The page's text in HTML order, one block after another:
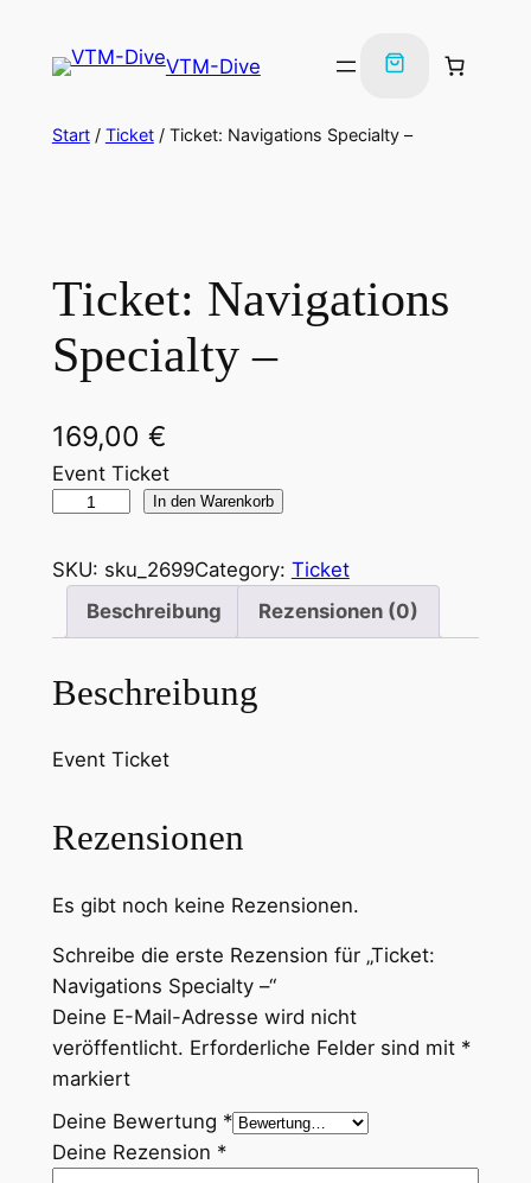
Inhalt
VTM-Dive
Start/ Ticket/ Ticket: Navigations Specialty –
Ticket: Navigations
Specialty –
169,00 €
Event Ticket
c
:
a
g
t
o
n
s
S
p
e
c
In den Warenkorb
SKU: sku_2699Category: Ticket
Beschreibung
Rezensionen (0)
Beschreibung
Event Ticket
Rezensionen
Es gibt noch keine Rezensionen.
Schreibe die erste Rezension für „Ticket:
Navigations Specialty –“
Deine E-Mail-Adresse wird nicht
veröffentlicht. Erforderliche Felder sind mit *
markiert
Deine Bewertung *
Deine Rezension *